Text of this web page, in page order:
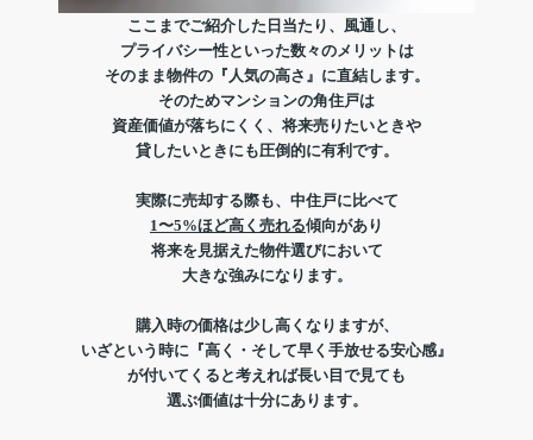
ここまでご紹介した日当たり、風通し、
プライバシー性といった数々のメリットは
そのまま物件の『人気の高さ』に直結します。
そのためマンションの角住戸は
資産価値が落ちにくく、将来売りたいときや
貸したいときにも圧倒的に有利です。
実際に売却する際も、中住戸に比べて
1〜5%ほど高く売れる傾向があり
将来を見据えた物件選びにおいて
大きな強みになります。
購入時の価格は少し高くなりますが、
いざという時に『高く・そして早く手放せる安心感』
が付いてくると考えれば長い目で見ても
選ぶ価値は十分にあります。